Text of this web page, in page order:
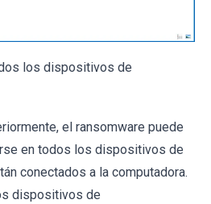
los dispositivos de
el ransomware puede
en todos los dispositivos de
conectados a la computadora.
dispositivos de